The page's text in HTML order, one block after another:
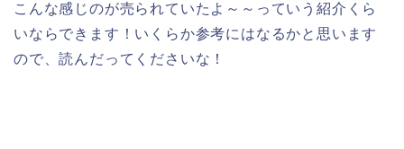
こんな感じのが売られていたよ～～っていう紹介くら
いならできます！いくらか参考にはなるかと思います
ので、読んだってくださいな！